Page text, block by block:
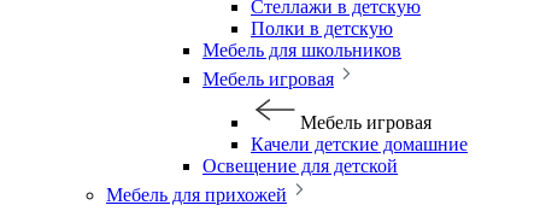
Стеллажи в детскую
Полки в детскую
Мебель для школьников
Мебель игровая
Мебель игровая
Качели детские домашние
Освещение для детской
Мебель для прихожей